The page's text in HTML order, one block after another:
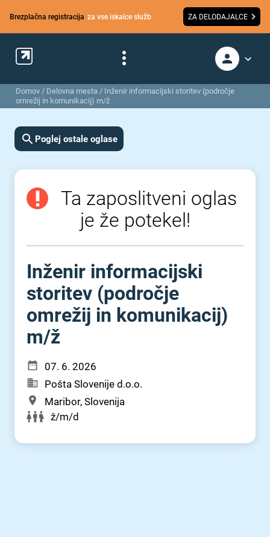
Brezplačna registracija za vse iskalce služb ZA DELODAJALCE
Domov / Delovna mesta / Inženir informacijski storitev (področje
omrežij in komunikacij) m/ž
Poglej ostale oglase
Ta zaposlitveni oglas
je že potekel!
Inženir informacijski
storitev (področje
omrežij in komunikacij)
m⁠/⁠ž
07. 6. 2026
Pošta Slovenije d.o.o.
Maribor, Slovenija
ž/m/d